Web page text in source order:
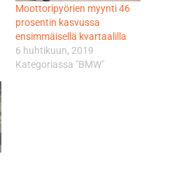
Moottoripyörien myynti 46
prosentin kasvussa
ensimmäisellä kvartaalilla
6 huhtikuun, 2019
Kategoriassa "BMW"